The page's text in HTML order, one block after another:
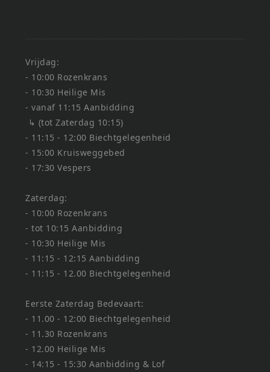
Vrijdag:
- 10:00 Rozenkrans
- 10:30 Heilige Mis
- vanaf 11:15 Aanbidding
↳ (tot Zaterdag 10:15)
- 11:15 - 12:00 Biechtgelegenheid
- 15:00 Kruisweggebed
- 17:30 Vespers
Zaterdag:
- 10:00 Rozenkrans
- tot 10:15 Aanbidding
- 10:30 Heilige Mis
- 11:15 - 12:15 Aanbidding
- 11:15 - 12.00 Biechtgelegenheid
Eerste Zaterdag Bedevaart:
- 11.00 - 12:00 Biechtgelegenheid
- 11.30 Rozenkrans
- 12.00 Heilige Mis
- 14:15 - 15:30 Aanbidding & Lof